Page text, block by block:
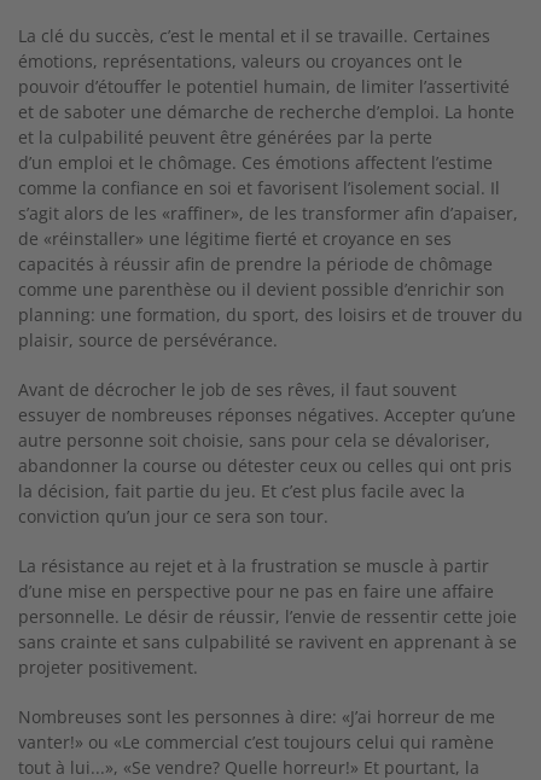
La clé du succès, c’est le mental et il se travaille. Certaines
émotions, représentations, valeurs ou croyances ont le
pouvoir d’étouffer le potentiel humain, de limiter l’assertivité
et de saboter une démarche de recherche d’emploi. La honte
et la culpabilité peuvent être générées par la perte
d’un emploi et le chômage. Ces émotions affectent l’estime
comme la confiance en soi et favorisent l’isolement social. Il
s’agit alors de les «raffiner», de les transformer afin d’apaiser,
de «réinstaller» une légitime fierté et croyance en ses
capacités à réussir afin de prendre la période de chômage
comme une parenthèse ou il devient possible d’enrichir son
planning: une formation, du sport, des loisirs et de trouver du
plaisir, source de persévérance.
Avant de décrocher le job de ses rêves, il faut souvent
essuyer de nombreuses réponses négatives. Accepter qu’une
autre personne soit choisie, sans pour cela se dévaloriser,
abandonner la course ou détester ceux ou celles qui ont pris
la décision, fait partie du jeu. Et c’est plus facile avec la
conviction qu’un jour ce sera son tour.
La résistance au rejet et à la frustration se muscle à partir
d’une mise en perspective pour ne pas en faire une affaire
personnelle. Le désir de réussir, l’envie de ressentir cette joie
sans crainte et sans culpabilité se ravivent en apprenant à se
projeter positivement.
Nombreuses sont les personnes à dire: «J’ai horreur de me
vanter!» ou «Le commercial c’est toujours celui qui ramène
tout à lui...», «Se vendre? Quelle horreur!» Et pourtant, la